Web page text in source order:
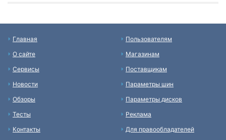
Главная
О сайте
Сервисы
Новости
Обзоры
Тесты
Контакты
Пользователям
Магазинам
Поставщикам
Параметры шин
Параметры дисков
Реклама
Для правообладателей